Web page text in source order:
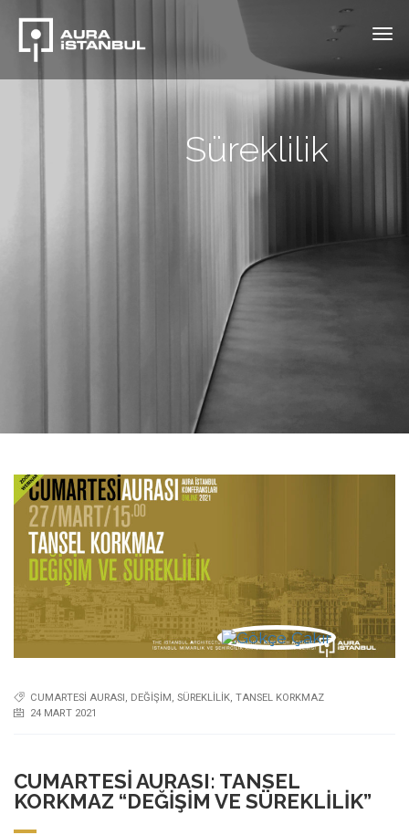
CUMARTESI AURASI DEĞIŞIM SÜREKLILIK TANSEL KORKMAZ
24 MART 2021
CUMARTESI AURASI: TANSEL
KORKMAZ “DEĞIŞIM VE SÜREKLILIK”